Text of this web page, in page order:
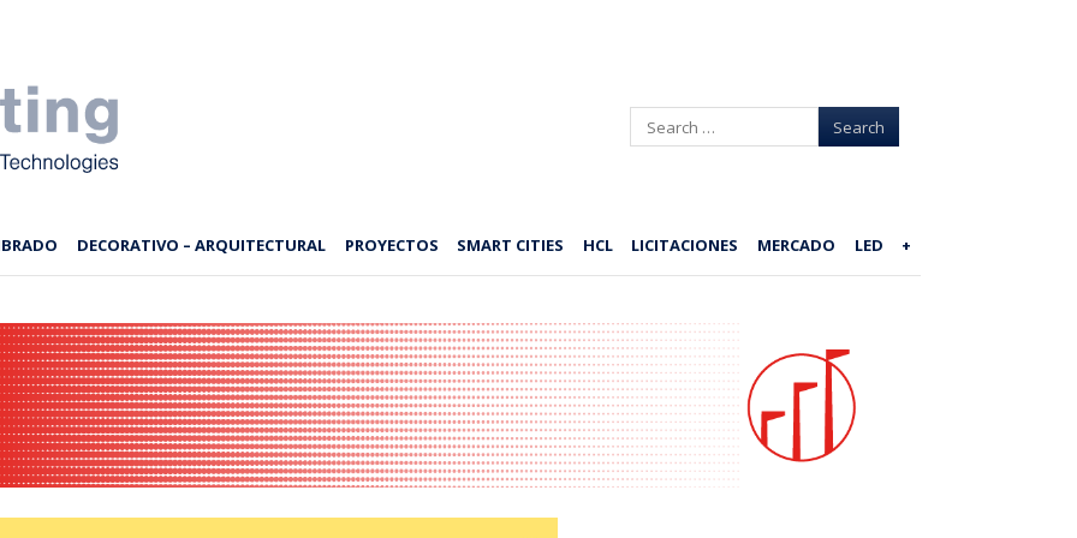
Search
DECORATIVO – ARQUITECTURAL PROYECTOS SMART CITIES HCL LICITACIONES MERCADO LED +